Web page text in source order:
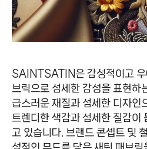
SAINTSATIN은 감성적이고 우
브릭으로 섬세한 감성을 표현하
급스러운 재질과 섬세한 디자인
트렌디한 색감과 섬세한 질감이
고 있습니다. 브랜드 콘셉트 및